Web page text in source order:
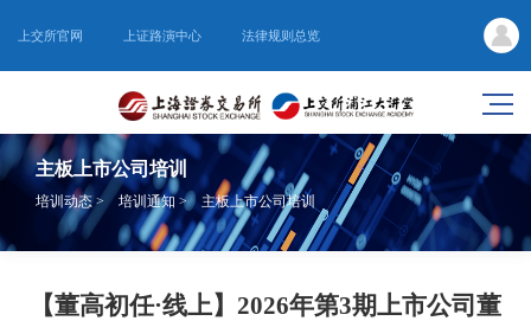
上交所官网 上证路演中心 法律规则总览
主板上市公司培训
培训动态 > 培训通知 > 主板上市公司培训
【董高初任·线上】2026年第3期上市公司董